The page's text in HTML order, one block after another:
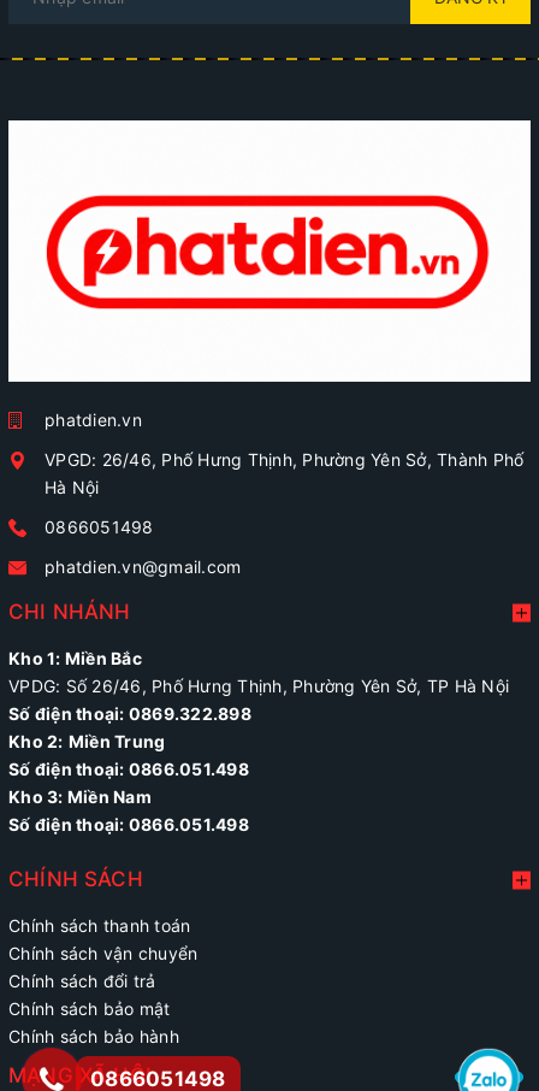
phatdien.vn
VPGD: 26/46, Phố Hưng Thịnh, Phường Yên Sở, Thành Phố
Hà Nội
0866051498
phatdien.vn@gmail.com
CHI NHÁNH
Kho 1: Miền Bắc
VPDG: Số 26/46, Phố Hưng Thịnh, Phường Yên Sở, TP Hà Nội
Số điện thoại: 0869.322.898
Kho 2: Miền Trung
Số điện thoại: 0866.051.498
Kho 3: Miền Nam
Số điện thoại: 0866.051.498
CHÍNH SÁCH
Chính sách thanh toán
Chính sách vận chuyển
Chính sách đổi trả
Chính sách bảo mật
Chính sách bảo hành
MẠNG XÃ HỘI0866051498